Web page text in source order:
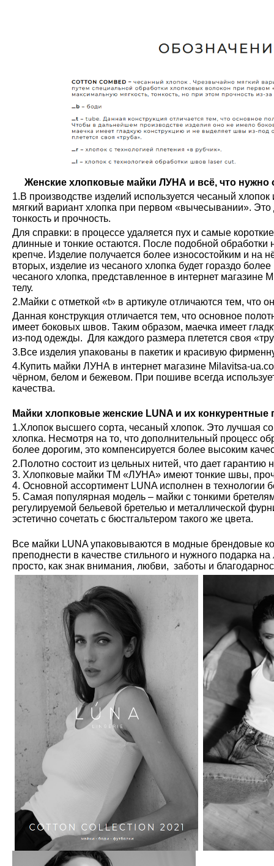
Женские хлопковые майки ЛУНА и всё, что нужно
1.В производстве изделий используется чесаный
мягкий вариант хлопка при первом «вычесывании». Это
тонкость и прочность.
Для справки: в процессе удаляется пух и самые
длинные и тонкие остаются. После подобной обработки
крепче. Изделие получается более износостойким и на
вторых, изделие из чесаного хлопка будет гораздо
чесаного хлопка, представленное в интернет магазине
телу.
2.Майки с отметкой «t» в артикуле отличаются тем, что
Данная конструкция отличается тем, что основное
имеет боковых швов. Таким образом, маечка имеет
из-под одежды. Для каждого размера плетется своя
3.Все изделия упакованы в пакетик и красивую
4.Купить майки ЛУНА в интернет магазине Milavitsa-
чёрном, белом и бежевом. При пошиве всегда
качества.
Майки хлопковые женские LUNA и их конкурентные
1.Хлопок высшего сорта, чесаный хлопок. Это лучшая
хлопка. Несмотря на то, что дополнительный процесс
более дорогим, это компенсируется более высоким
2.Полотно состоит из цельных нитей, что дает гарантию
3. Хлопковые майки ТМ «ЛУНА» имеют тонкие швы,
4. Основной ассортимент LUNA исполнен в технологии
5. Самая популярная модель – майки с тонкими
регулируемой бельевой бретелью и металлической
эстетично сочетать с бюстгальтером такого же цвета.
Все майки LUNA упаковываются в модные брендовые
преподнести в качестве стильного и нужного подарка
просто, как знак внимания, любви, заботы и